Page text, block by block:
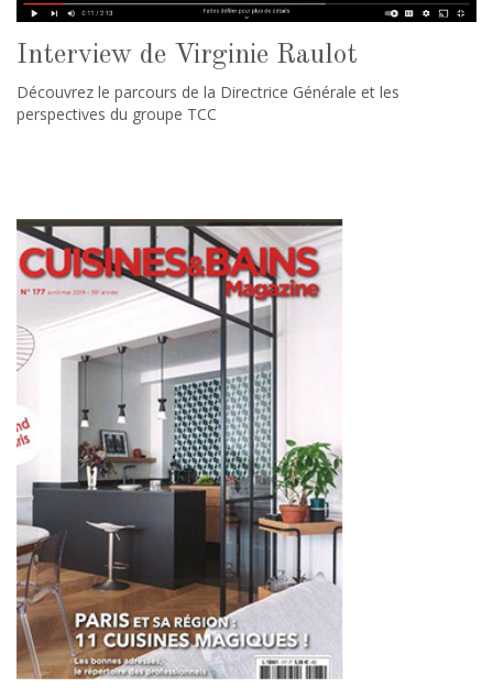
Interview de Virginie Raulot
Découvrez le parcours de la Directrice Générale et les
perspectives du groupe TCC